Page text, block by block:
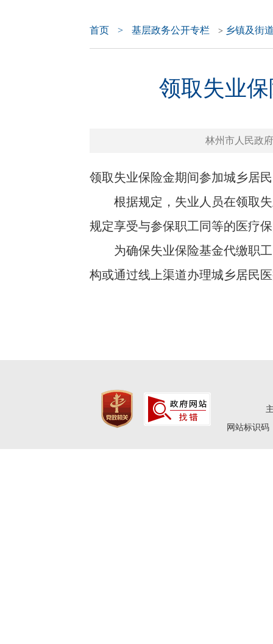
首页 > 基层政务公开专栏 > 乡镇及街
领取失业
林州市人民政
领取失业保险金期间参加城乡居
根据规定，失业人员在领取失
规定享受与参保职工同等的医疗
为确保失业保险基金代缴职工
构或通过线上渠道办理城乡居民
网站标识